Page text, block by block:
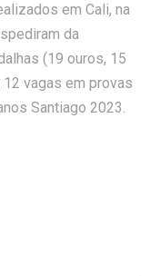
em Cali, na
da
(19 ouros, 15
vagas em provas
Santiago 2023.